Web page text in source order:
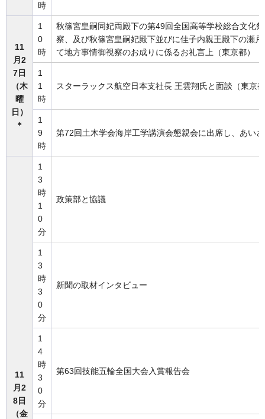
時
11
月2
7日
（木
曜
日）
＊
1
0
時
秋篠宮皇嗣同妃両殿下の第49回全国高等学校総合文化
察、及び秋篠宮皇嗣妃殿下並びに佳子内親王殿下の瀬
て地方事情御視察のお成りに係るお礼言上（東京都）
1
1
時
スターラックス航空日本支社長 王雲翔氏と面談（東京
1
9
時
第72回土木学会海岸工学講演会懇親会に出席し、あい
11
月2
8日
（金
1
3
時
1
0
分
政策部と協議
1
3
時
3
0
分
新聞の取材インタビュー
1
4
時
3
0
分
第63回技能五輪全国大会入賞報告会